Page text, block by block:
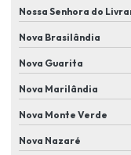
Instalação de segurança
Instalação de sensores
Instalação de sensores
Instalação de sensores
Instalação de sensores
Instalação de sistema de
Nossa Senhora do
Nova Brasilândia
Nova Guarita
Nova Marilândia
Nova Monte Verde
Nova Nazaré